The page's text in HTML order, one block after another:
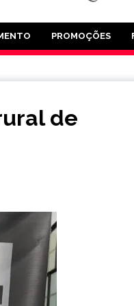
PROMOÇÕES
de